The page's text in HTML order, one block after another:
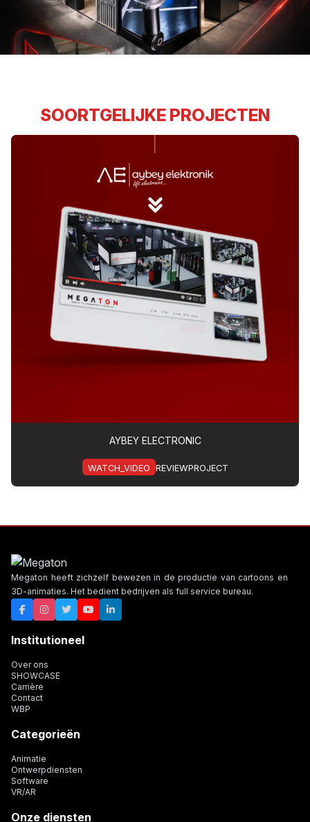
SOORTGELIJKE PROJECTEN
AYBEY ELECTRONIC
WATCH_VIDEO REVIEWPROJECT
Megaton heeft zichzelf bewezen in de productie van cartoons en
3D-animaties. Het bedient bedrijven als full service bureau.
Institutioneel
Over ons
SHOWCASE
Carrière
Contact
WBP
Categorieën
Animatie
Ontwerpdiensten
Software
VR/AR
Onze diensten